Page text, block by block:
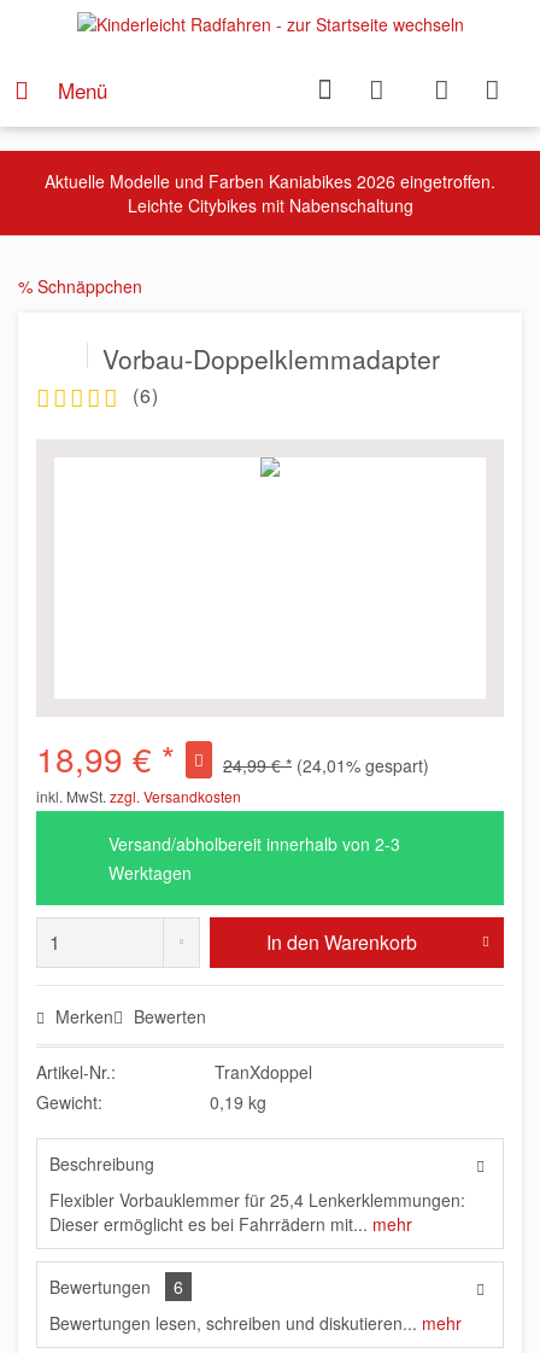
Menü
Aktuelle Modelle und Farben Kaniabikes 2026 eingetroffen.
Leichte Citybikes mit Nabenschaltung
% Schnäppchen
Vorbau-Doppelklemmadapter
(6)
18,99 € * 24,99 € * (24,01% gespart)
inkl. MwSt. zzgl. Versandkosten
Versand/abholbereit innerhalb von 2-3
Werktagen
In den Warenkorb
Merken Bewerten
Artikel-Nr.:
TranXdoppel
Gewicht:
0,19 kg
Beschreibung
Flexibler Vorbauklemmer für 25,4 Lenkerklemmungen:
Dieser ermöglicht es bei Fahrrädern mit... mehr
Bewertungen
6
Bewertungen lesen, schreiben und diskutieren... mehr